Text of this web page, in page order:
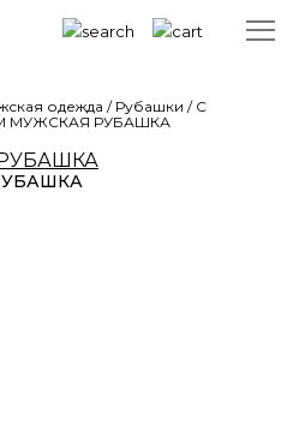
одежда / Рубашки / С
МУЖСКАЯ РУБАШКА